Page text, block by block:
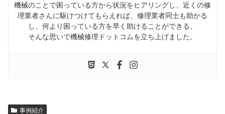
機械のことで困っている方から状況をヒアリングし、近くの修
理業者さんに駆けつけてもらえれば、修理業者同士も助かる
し、何より困っている方を早く助けることができる。
そんな思いで機械修理ドットコムを立ち上げました。
事例紹介